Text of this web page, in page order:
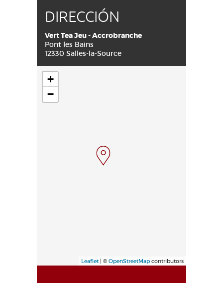
DIRECCIÓN
Vert Tea Jeu - Accrobranche
Pont les Bains
12330 Salles-la-Source
+
−
Leaflet| © OpenStreetMap contributors